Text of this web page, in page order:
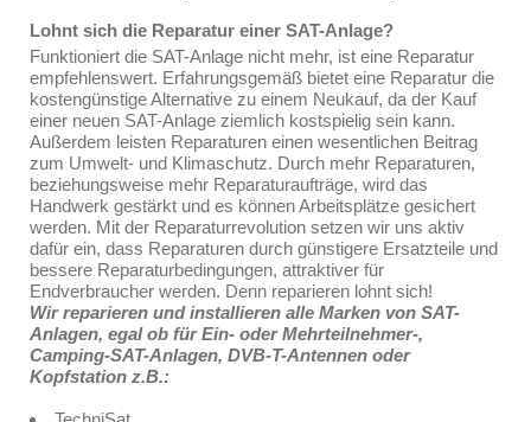
Lohnt sich die Reparatur einer SAT-Anlage?
Funktioniert die SAT-Anlage nicht mehr, ist eine Reparatur
empfehlenswert. Erfahrungsgemäß bietet eine Reparatur die
kostengünstige Alternative zu einem Neukauf, da der Kauf
einer neuen SAT-Anlage ziemlich kostspielig sein kann.
Außerdem leisten Reparaturen einen wesentlichen Beitrag
zum Umwelt- und Klimaschutz. Durch mehr Reparaturen,
beziehungsweise mehr Reparaturaufträge, wird das
Handwerk gestärkt und es können Arbeitsplätze gesichert
werden. Mit der Reparaturrevolution setzen wir uns aktiv
dafür ein, dass Reparaturen durch günstigere Ersatzteile und
bessere Reparaturbedingungen, attraktiver für
Endverbraucher werden. Denn reparieren lohnt sich!
Wir reparieren und installieren alle Marken von SAT-
Anlagen, egal ob für Ein- oder Mehrteilnehmer-,
Camping-SAT-Anlagen, DVB-T-Antennen oder
Kopfstation z.B.: